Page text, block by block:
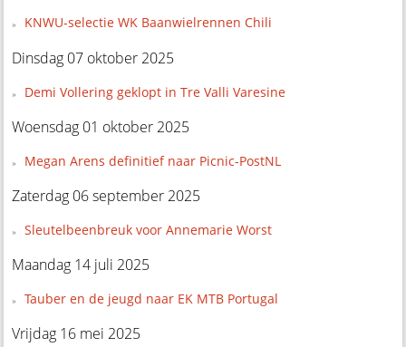
KNWU-selectie WK Baanwielrennen Chili
Dinsdag 07 oktober 2025
Demi Vollering geklopt in Tre Valli Varesine
Woensdag 01 oktober 2025
Megan Arens definitief naar Picnic-PostNL
Zaterdag 06 september 2025
Sleutelbeenbreuk voor Annemarie Worst
Maandag 14 juli 2025
Tauber en de jeugd naar EK MTB Portugal
Vrijdag 16 mei 2025